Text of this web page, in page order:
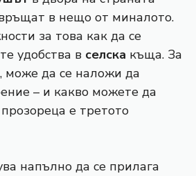
в нещо от миналото.
за това как да се
удобства в селска къща. За
може да се наложи да
– и какво можете да
е третото
напълно да се прилага